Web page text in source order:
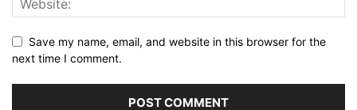
Save my name, email, and website in this browser for the
next time I comment.